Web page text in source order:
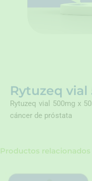
Rytuzeq
Rytuzeq vial 500mg x
cáncer de próstata
Productos relacionados